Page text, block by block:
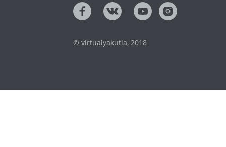
© virtualyakutia, 2018